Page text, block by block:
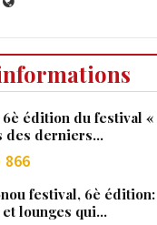
édition du festival
des derniers…
866
festival, 6è
lounges qui…